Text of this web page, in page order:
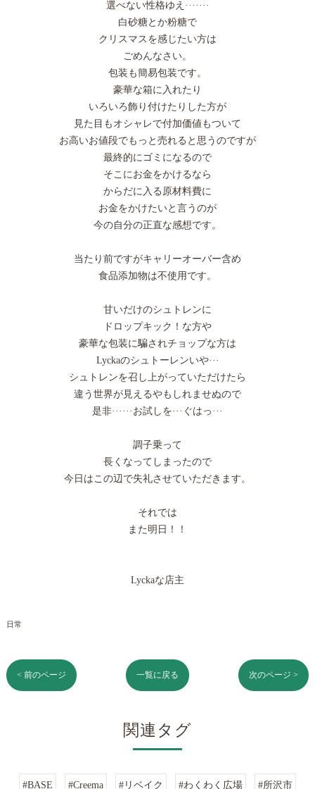
選べない性格ゆえ·······
白砂糖とか粉糖で
クリスマスを感じたい方は
ごめんなさい。
包装も簡易包装です。
豪華な箱に入れたり
いろいろ飾り付けたりした方が
見た目もオシャレで付加価値もついて
お高いお値段でもっと売れると思うのですが
最終的にゴミになるので
そこにお金をかけるなら
からだに入る原材料費に
お金をかけたいと言うのが
今の自分の正直な感想です。
当たり前ですがキャリーオーバー含め
食品添加物は不使用です。
甘いだけのシュトレンに
ドロップキック！な方や
豪華な包装に騙されチョップな方は
Lyckaのシュトーレンいや···
シュトレンを召し上がっていただけたら
違う世界が見えるやもしれませぬので
是非······お試しを···ぐはっ···
調子乗って
長くなってしまったので
今日はこの辺で失礼させていただきます。
それでは
また明日！！
Lyckaな店主
日常
< 前のページ 一覧に戻る 次のページ >
関連タグ
#BASE #Creema #リベイク #わくわく広場 #所沢市